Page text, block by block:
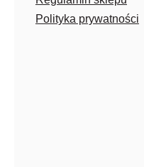
Polityka prywatności